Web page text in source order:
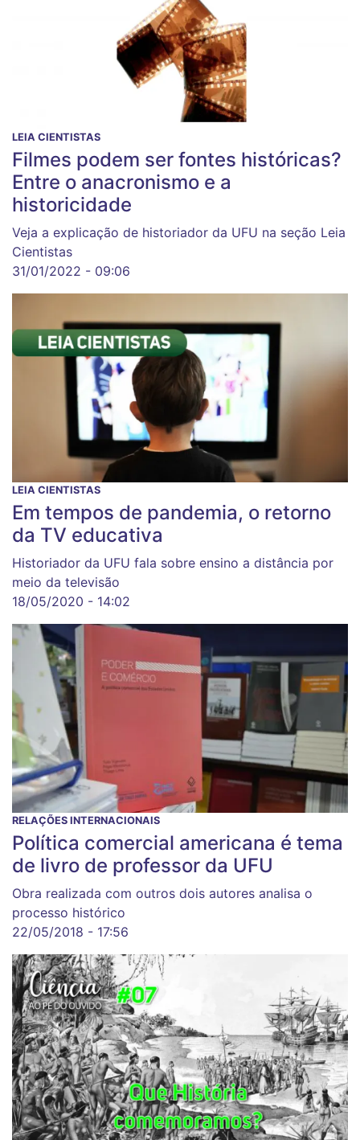
LEIA CIENTISTAS
Filmes podem ser fontes históricas?
Entre o anacronismo e a
historicidade
Veja a explicação de historiador da UFU na seção Leia
Cientistas
31/01/2022 - 09:06
LEIA CIENTISTAS
Em tempos de pandemia, o retorno
da TV educativa
Historiador da UFU fala sobre ensino a distância por
meio da televisão
18/05/2020 - 14:02
RELAÇÕES INTERNACIONAIS
Política comercial americana é tema
de livro de professor da UFU
Obra realizada com outros dois autores analisa o
processo histórico
22/05/2018 - 17:56